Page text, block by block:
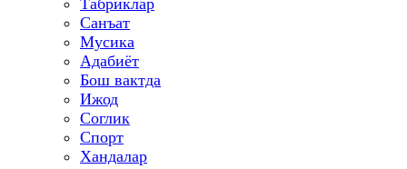
Табриклар
Санъат
Мусика
Адабиёт
Бош вактда
Ижод
Соглик
Спорт
Хандалар